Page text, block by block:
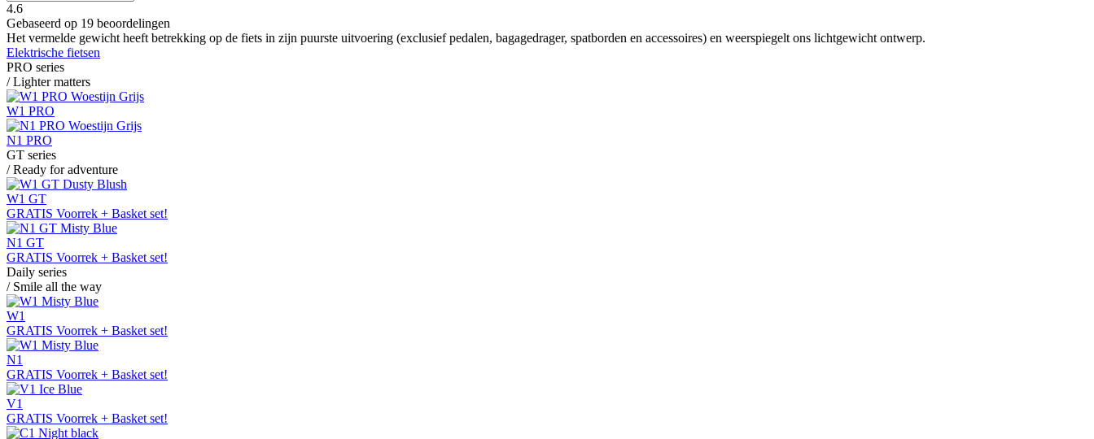
4.6
Gebaseerd op 19 beoordelingen
Het vermelde gewicht heeft betrekking op de fiets in zijn puurste uitvoering (exclusief pedalen, bagagedrager, spatborden en accessoires) en weerspiegelt ons lichtgewicht ontwerp.
Elektrische fietsen
PRO series
/ Lighter matters
W1 PRO
N1 PRO
GT series
/ Ready for adventure
W1 GT
GRATIS Voorrek + Basket set!
N1 GT
GRATIS Voorrek + Basket set!
Daily series
/ Smile all the way
W1
GRATIS Voorrek + Basket set!
N1
GRATIS Voorrek + Basket set!
V1
GRATIS Voorrek + Basket set!